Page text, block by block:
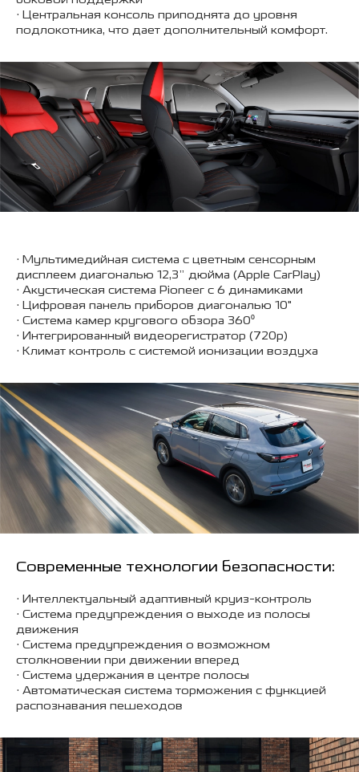
• Центральная консоль приподнята до уровня
подлокотника, что дает дополнительный комфорт.
• Мультимедийная система с цветным сенсорным
дисплеем диагональю 12,3” дюйма (Apple CarPlay)
• Акустическая система Pioneer с 6 динамиками
• Цифровая панель приборов диагональю 10"
• Система камер кругового обзора 360⁰
• Интегрированный видеорегистратор (720p)
• Климат контроль с системой ионизации воздуха
Современные технологии безопасности:
• Интеллектуальный адаптивный круиз-контроль
• Система предупреждения о выходе из полосы
движения
• Система предупреждения о возможном
столкновении при движении вперед
• Система удержания в центре полосы
• Автоматическая система торможения с функцией
распознавания пешеходов